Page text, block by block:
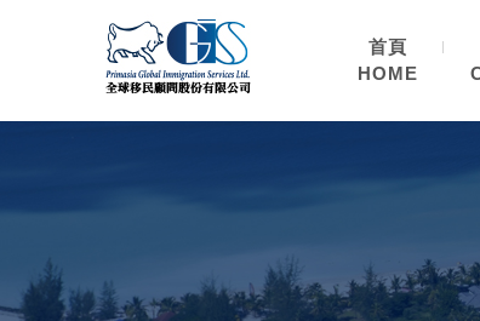
首頁
HOME